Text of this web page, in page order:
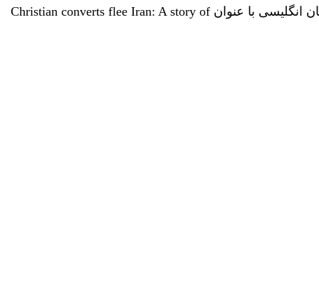
فرد پطروسیان روزنامه‌نگار و کنشگر ساکن بلژیک اخیرا کتابی در رابطه با فرار نوکیشان مسیحی از جمهوری اسلامی به زبان انگلیسی با عنوان Christian converts flee Iran: A story of